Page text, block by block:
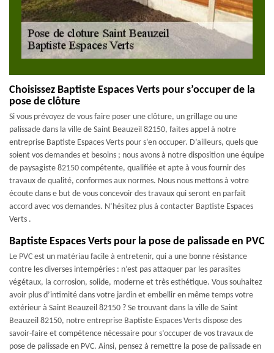
Choisissez Baptiste Espaces Verts pour s’occuper de la
pose de clôture
Si vous prévoyez de vous faire poser une clôture, un grillage ou une
palissade dans la ville de Saint Beauzeil 82150, faites appel à notre
entreprise Baptiste Espaces Verts pour s’en occuper. D’ailleurs, quels que
soient vos demandes et besoins ; nous avons à notre disposition une équipe
de paysagiste 82150 compétente, qualifiée et apte à vous fournir des
travaux de qualité, conformes aux normes. Nous nous mettons à votre
écoute dans e but de vous concevoir des travaux qui seront en parfait
accord avec vos demandes. N’hésitez plus à contacter Baptiste Espaces
Verts .
Baptiste Espaces Verts pour la pose de palissade en PVC
Le PVC est un matériau facile à entretenir, qui a une bonne résistance
contre les diverses intempéries : n’est pas attaquer par les parasites
végétaux, la corrosion, solide, moderne et très esthétique. Vous souhaitez
avoir plus d’intimité dans votre jardin et embellir en même temps votre
extérieur à Saint Beauzeil 82150 ? Se trouvant dans la ville de Saint
Beauzeil 82150, notre entreprise Baptiste Espaces Verts dispose des
savoir-faire et compétence nécessaire pour s’occuper de vos travaux de
pose de palissade en PVC. Ainsi, pensez à remettre la pose de palissade en